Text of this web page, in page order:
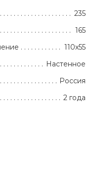
235
165
110х55
Настенное
Россия
2 года